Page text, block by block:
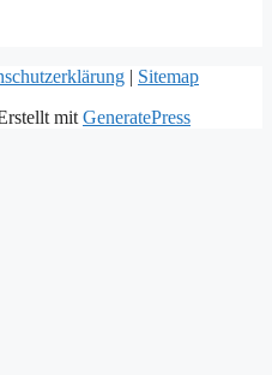
| Sitemap
mit GeneratePress